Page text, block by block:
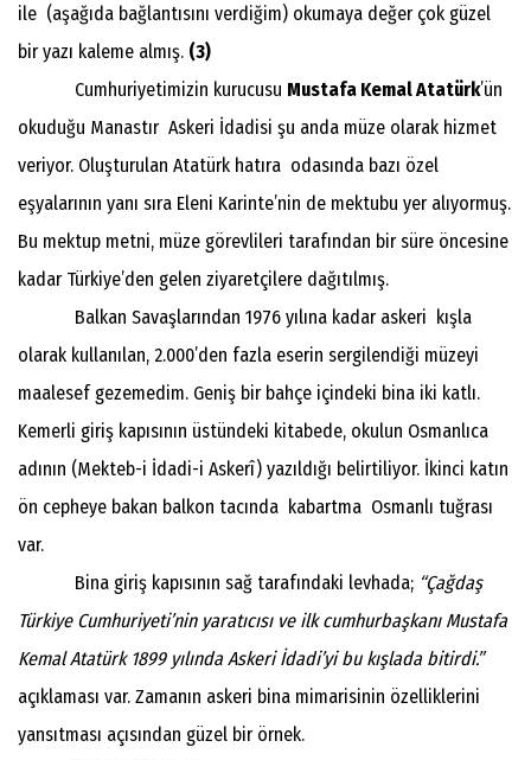
ile (aşağıda bağlantısını verdiğim) okumaya değer çok güzel
bir yazı kaleme almış. (3)
Cumhuriyetimizin kurucusu Mustafa Kemal Atatürk’ün
okuduğu Manastır Askeri İdadisi şu anda müze olarak hizmet
veriyor. Oluşturulan Atatürk hatıra odasında bazı özel
eşyalarının yanı sıra Eleni Karinte’nin de mektubu yer alıyormuş.
Bu mektup metni, müze görevlileri tarafından bir süre öncesine
kadar Türkiye’den gelen ziyaretçilere dağıtılmış.
Balkan Savaşlarından 1976 yılına kadar askeri kışla
olarak kullanılan, 2.000’den fazla eserin sergilendiği müzeyi
maalesef gezemedim. Geniş bir bahçe içindeki bina iki katlı.
Kemerli giriş kapısının üstündeki kitabede, okulun Osmanlıca
adının (Mekteb-i İdadi-i Askerî) yazıldığı belirtiliyor. İkinci katın
ön cepheye bakan balkon tacında kabartma Osmanlı tuğrası
var.
Bina giriş kapısının sağ tarafındaki levhada; “Çağdaş
Türkiye Cumhuriyeti’nin yaratıcısı ve ilk cumhurbaşkanı Mustafa
Kemal Atatürk 1899 yılında Askeri İdadi’yi bu kışlada bitirdi.”
açıklaması var. Zamanın askeri bina mimarisinin özelliklerini
yansıtması açısından güzel bir örnek.